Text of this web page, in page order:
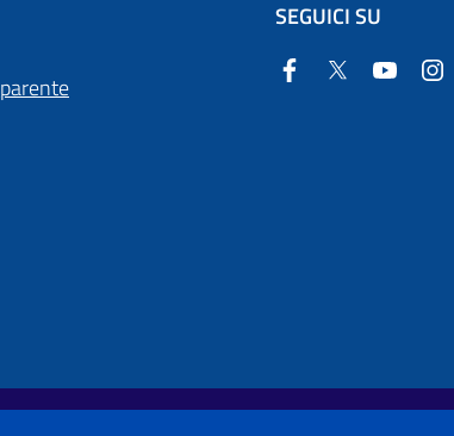
SEGUICI SU
Facebook
Twitter YouTube